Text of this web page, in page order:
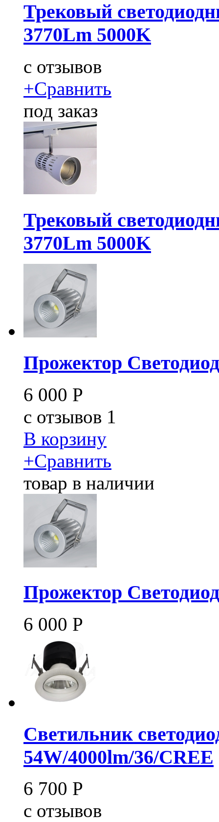
Трековый
3770Lm 5000K
c отзывов
+Сравнить
под заказ
Трековый
3770Lm 5000K
Прожектор
6 000 Р
c отзывов 1
В корзину
+Сравнить
товар в наличии
Прожектор
6 000 Р
Светильник
54W/4000lm/36/CREE
6 700 Р
c отзывов